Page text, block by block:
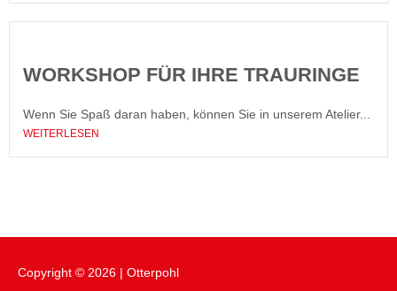
WORKSHOP FÜR IHRE TRAURINGE
Wenn Sie Spaß daran haben, können Sie in unserem Atelier...
WEITERLESEN
Copyright © 2026 | Otterpohl